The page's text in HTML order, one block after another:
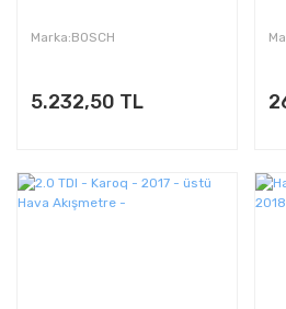
Marka:BOSCH
5.232,50 TL